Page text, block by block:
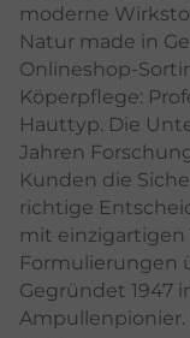
moderne
Natur made in
Onlineshop-
Köperpflege:
Hauttyp. Die
Jahren
Kunden die
richtige
mit einzigartigen
Formulierungen
Gegründet 1947
Ampullenpionier.